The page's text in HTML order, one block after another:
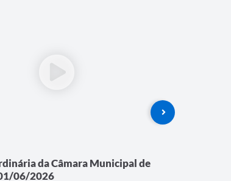
da Câmara Municipal de
06/2026